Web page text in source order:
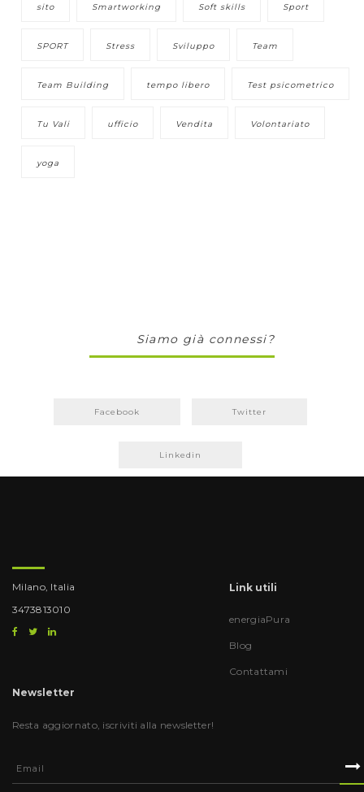
sito Smartworking Soft skills Sport
SPORT Stress Sviluppo Team
Team Building tempo libero Test psicometrico
Tu Vali ufficio Vendita Volontariato
yoga
Siamo già connessi?
Facebook Twitter
Linkedin
Milano, Italia
3473813010
Link utili
energiaPura
Blog
Contattami
Newsletter
Resta aggiornato, iscriviti alla newsletter!